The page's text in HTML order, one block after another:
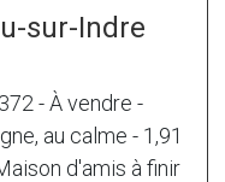
sur-Indre
- À vendre -
au calme - 1,91
d'amis à finir